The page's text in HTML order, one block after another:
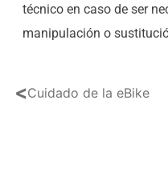
técnico en caso de ser
manipulación o
<Cuidado de la eBike